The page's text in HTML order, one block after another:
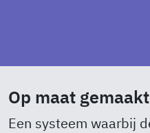
Op maat
Een systeem waarbij